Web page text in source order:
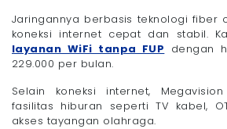
Jaringannya berbasis teknologi fiber
koneksi internet cepat dan stabil.
layanan WiFi tanpa FUP dengan
229.000 per bulan.
Selain koneksi internet,
fasilitas hiburan seperti TV kabel,
akses tayangan olahraga.